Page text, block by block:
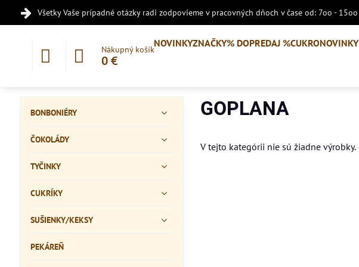
Všetky Vaše prípadné otázky radi zodpovieme v pracovných dňoch v čase od: 7oo - 15oo
Nákupný košík
0 €
NOVINKYZNAČKY% DOPREDAJ %CUKRONOVINKY
GOPLANA
V tejto kategórii nie sú žiadne výrobky.
BONBONIÉRY
ČOKOLÁDY
TYČINKY
CUKRÍKY
SUŠIENKY/KEKSY
PEKÁREŇ